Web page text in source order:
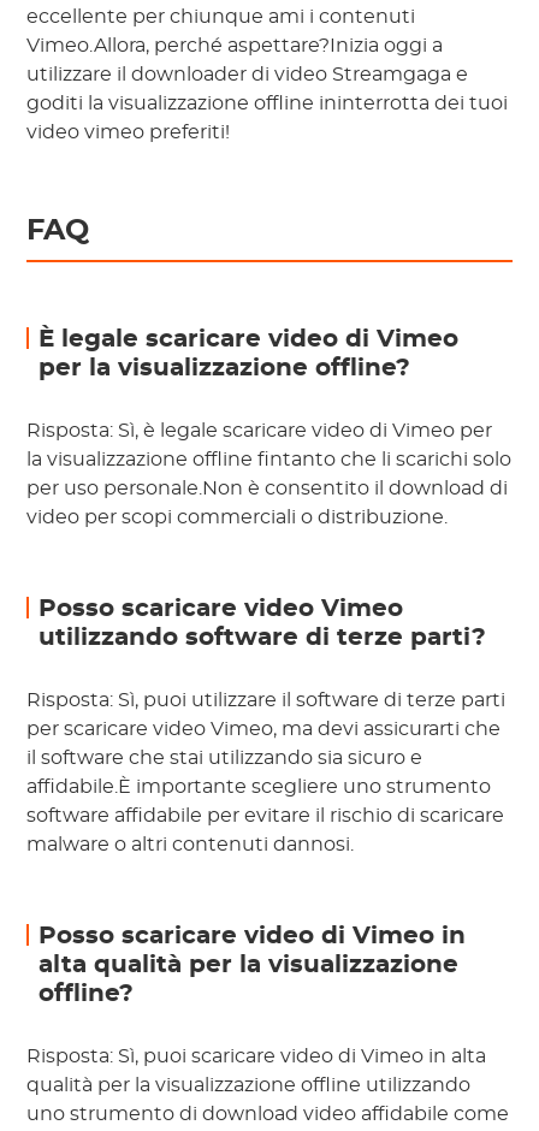
eccellente per chiunque ami i contenuti
Vimeo.Allora, perché aspettare?Inizia oggi a
utilizzare il downloader di video Streamgaga e
goditi la visualizzazione offline ininterrotta dei tuoi
video vimeo preferiti!
FAQ
È legale scaricare video di Vimeo
per la visualizzazione offline?
Risposta: Sì, è legale scaricare video di Vimeo per
la visualizzazione offline fintanto che li scarichi solo
per uso personale.Non è consentito il download di
video per scopi commerciali o distribuzione.
Posso scaricare video Vimeo
utilizzando software di terze parti?
Risposta: Sì, puoi utilizzare il software di terze parti
per scaricare video Vimeo, ma devi assicurarti che
il software che stai utilizzando sia sicuro e
affidabile.È importante scegliere uno strumento
software affidabile per evitare il rischio di scaricare
malware o altri contenuti dannosi.
Posso scaricare video di Vimeo in
alta qualità per la visualizzazione
offline?
Risposta: Sì, puoi scaricare video di Vimeo in alta
qualità per la visualizzazione offline utilizzando
uno strumento di download video affidabile come